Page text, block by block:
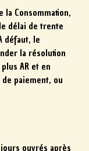
la Consommation,
délai de trente
défaut, le
la résolution
AR et en
paiement, ou
ouvrés après